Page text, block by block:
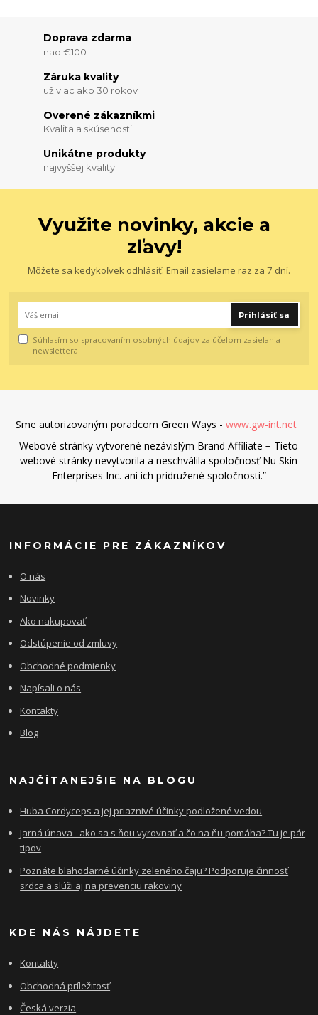
Doprava zdarma
nad €100
Záruka kvality
už viac ako 30 rokov
Overené zákazníkmi
Kvalita a skúsenosti
Unikátne produkty
najvyššej kvality
Využite novinky, akcie a
zľavy!
Môžete sa kedykoľvek odhlásiť. Email zasielame raz za 7 dní.
Prihlásiť sa
Súhlasím so spracovaním osobných údajov za účelom zasielania
newslettera.
Sme autorizovaným poradcom Green Ways - www.gw-int.net
Webové stránky vytvorené nezávislým Brand Affiliate − Tieto
webové stránky nevytvorila a neschválila spoločnosť Nu Skin
Enterprises Inc. ani ich pridružené spoločnosti.”
INFORMÁCIE PRE ZÁKAZNÍKOV
O nás
Novinky
Ako nakupovať
Odstúpenie od zmluvy
Obchodné podmienky
Napísali o nás
Kontakty
Blog
NAJČÍTANEJŠIE NA BLOGU
Huba Cordyceps a jej priaznivé účinky podložené vedou
Jarná únava - ako sa s ňou vyrovnať a čo na ňu pomáha? Tu je pár
tipov
Poznáte blahodarné účinky zeleného čaju? Podporuje činnosť
srdca a slúži aj na prevenciu rakoviny
KDE NÁS NÁJDETE
Kontakty
Obchodná príležitosť
Česká verzia